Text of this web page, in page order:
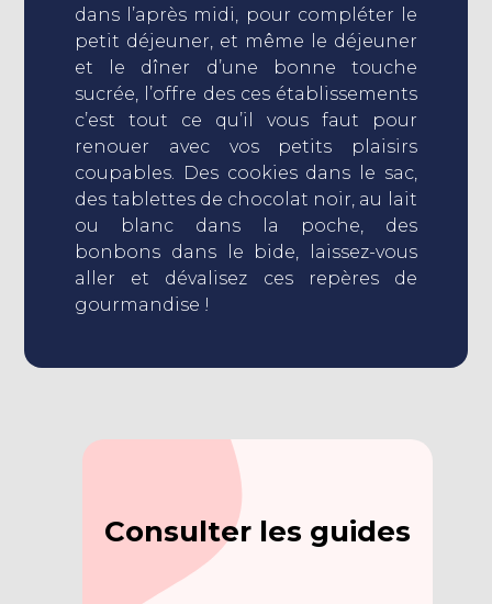
dans l’après midi, pour compléter le
petit déjeuner, et même le déjeuner
et le dîner d’une bonne touche
sucrée, l’offre des ces établissements
c’est tout ce qu’il vous faut pour
renouer avec vos petits plaisirs
coupables. Des cookies dans le sac,
des tablettes de chocolat noir, au lait
ou blanc dans la poche, des
bonbons dans le bide, laissez-vous
aller et dévalisez ces repères de
gourmandise !
Consulter les guides